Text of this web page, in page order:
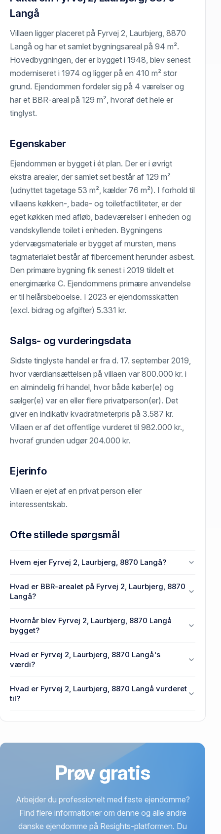
Langå
Villaen ligger placeret på Fyrvej 2, Laurbjerg, 8870
Langå og har et samlet bygningsareal på 94 m².
Hovedbygningen, der er bygget i 1948, blev senest
moderniseret i 1974 og ligger på en 410 m² stor
grund. Ejendommen fordeler sig på 4 værelser og
har et BBR-areal på 129 m², hvoraf det hele er
tinglyst.
Egenskaber
Ejendommen er bygget i ét plan. Der er i øvrigt
ekstra arealer, der samlet set består af 129 m²
(udnyttet tagetage 53 m², kælder 76 m²). I forhold til
villaens køkken-, bade- og toiletfactiliteter, er der
eget køkken med afløb, badeværelser i enheden og
vandskyllende toilet i enheden. Bygningens
ydervægsmateriale er bygget af mursten, mens
tagmaterialet består af fibercement herunder asbest.
Den primære bygning fik senest i 2019 tildelt et
energimærke C. Ejendommens primære anvendelse
er til helårsbeboelse. I 2023 er ejendomsskatten
(excl. bidrag og afgifter) 5.331 kr.
Salgs- og vurderingsdata
Sidste tinglyste handel er fra d. 17. september 2019,
hvor værdiansættelsen på villaen var 800.000 kr. i
en almindelig fri handel, hvor både køber(e) og
sælger(e) var en eller flere privatperson(er). Det
giver en indikativ kvadratmeterpris på 3.587 kr.
Villaen er af det offentlige vurderet til 982.000 kr.,
hvoraf grunden udgør 204.000 kr.
Ejerinfo
Villaen er ejet af en privat person eller
interessentskab.
Ofte stillede spørgsmål
Hvem ejer Fyrvej 2, Laurbjerg, 8870 Langå?
Langå.
Hvad er BBR-arealet på Fyrvej 2, Laurbjerg, 8870
Langå?
Laurbjerg, 8870 Langå.
Hvornår blev Fyrvej 2, Laurbjerg, 8870 Langå
bygget?
2, Laurbjerg, 8870 Langå.
Hvad er Fyrvej 2, Laurbjerg, 8870 Langå's
værdi?
Langå senest blev handlet i 2019.
Hvad er Fyrvej 2, Laurbjerg, 8870 Langå vurderet
til?
Prøv gratis
Arbejder du professionelt med faste ejendomme?
Find flere informationer om denne og alle andre
danske ejendomme på Resights-platformen. Du